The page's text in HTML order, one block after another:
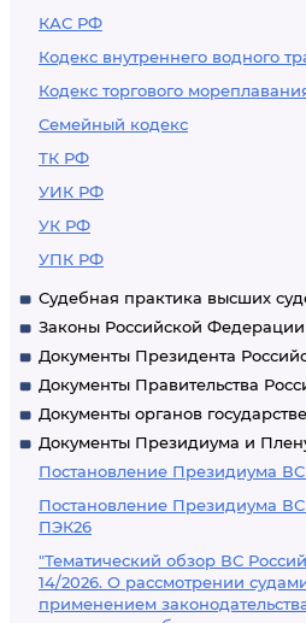
КАС РФ
Кодекс внутреннего водного
Кодекс торгового
Семейный кодекс
ТК РФ
УИК РФ
УК РФ
УПК РФ
Судебная практика высших
Законы Российской Федерации
Документы Президента
Документы Правительства
Документы органов
Документы Президиума и
Постановление Президиума ВС
Постановление Президиума ВС
ПЭК26
"Тематический обзор ВС
14/2026. О рассмотрении
применением